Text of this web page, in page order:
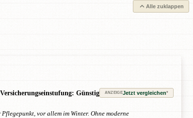
Alle zuklappen
Versicherungseinstufung: Günstig ANZEIGEJetzt vergleichen*
vor allem im Winter. Ohne moderne